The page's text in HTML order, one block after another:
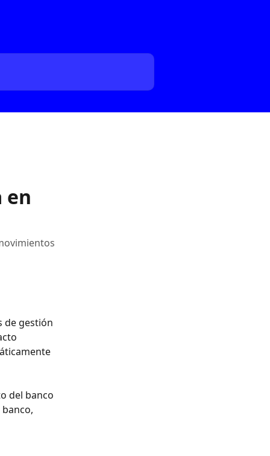
en
de gestión
del banco